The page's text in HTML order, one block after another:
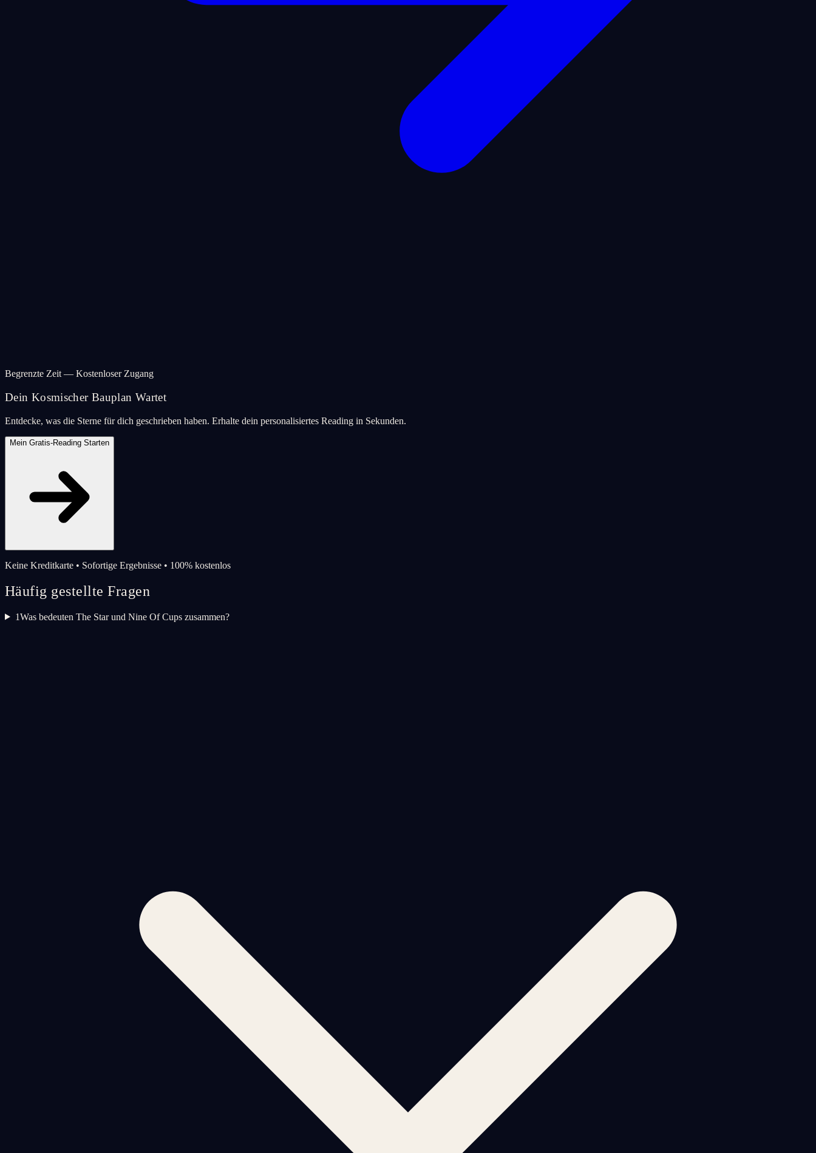
Begrenzte Zeit — Kostenloser Zugang
Dein Kosmischer Bauplan Wartet
Entdecke, was die Sterne für dich geschrieben haben. Erhalte dein personalisiertes Reading in Sekunden.
Mein Gratis-Reading Starten
Keine Kreditkarte • Sofortige Ergebnisse • 100% kostenlos
Häufig gestellte Fragen
1Was bedeuten The Star und Nine Of Cups zusammen?